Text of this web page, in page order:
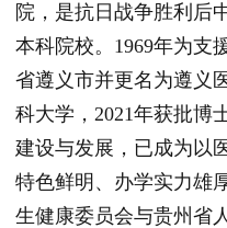
院，是抗日战争胜利后
本科院校。1969年为支
省遵义市并更名为遵义
科大学，2021年获批博
建设与发展，已成为以
特色鲜明、办学实力雄
生健康委员会与贵州省